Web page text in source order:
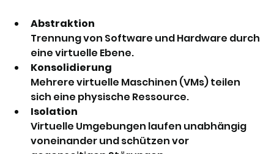
Abstraktion
Trennung von Software und Hardware durch
eine virtuelle Ebene.
Konsolidierung
Mehrere virtuelle Maschinen (VMs) teilen
sich eine physische Ressource.
Isolation
Virtuelle Umgebungen laufen unabhängig
voneinander und schützen vor